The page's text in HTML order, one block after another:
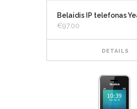
Belaidis IP telefonas
€97.00
DETAILS